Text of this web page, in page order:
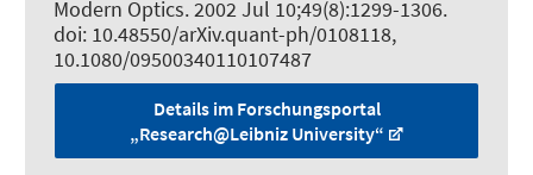
Modern Optics. 2002 Jul 10;49(8):1299-1306.
doi: 10.48550/arXiv.quant-ph/0108118,
10.1080/09500340110107487
Details im Forschungsportal
„Research@Leibniz University“